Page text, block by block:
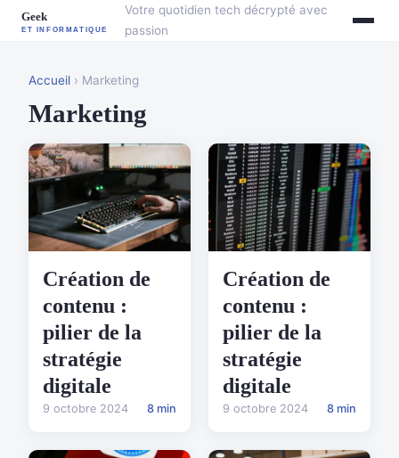
Votre quotidien tech décrypté avec
passion
Accueil › Marketing
Marketing
Création de
contenu :
pilier de la
stratégie
digitale
9 octobre 2024 8 min
Création de
contenu :
pilier de la
stratégie
digitale
9 octobre 2024 8 min